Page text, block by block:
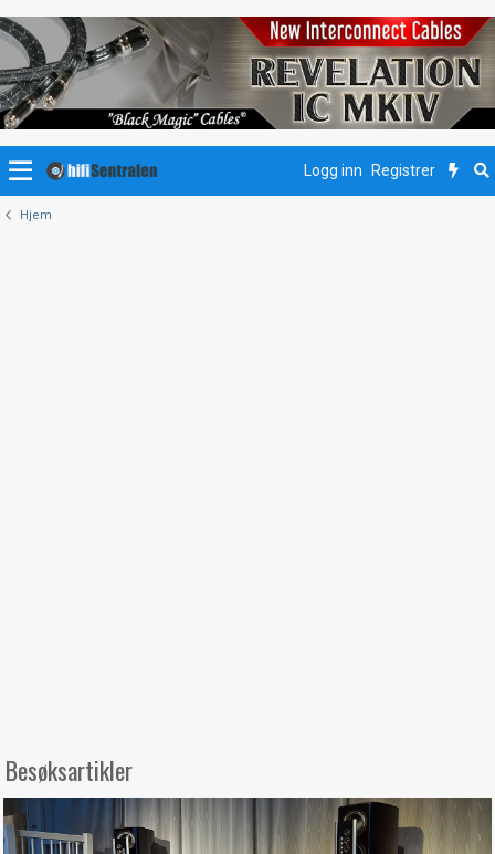
Logg inn Registrer
Hjem
Besøksartikler